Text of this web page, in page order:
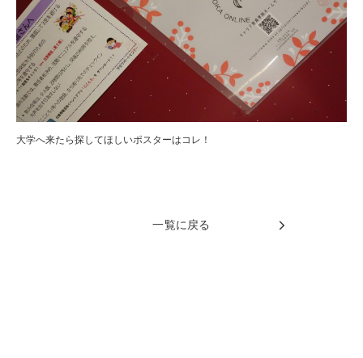
大学へ来たら探してほしいポスターはコレ！
一覧に戻る